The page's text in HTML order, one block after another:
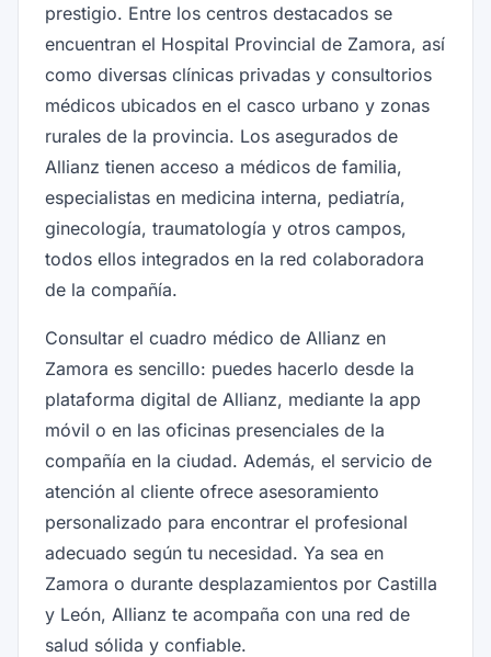
prestigio. Entre los centros destacados se
encuentran el Hospital Provincial de Zamora, así
como diversas clínicas privadas y consultorios
médicos ubicados en el casco urbano y zonas
rurales de la provincia. Los asegurados de
Allianz tienen acceso a médicos de familia,
especialistas en medicina interna, pediatría,
ginecología, traumatología y otros campos,
todos ellos integrados en la red colaboradora
de la compañía.
Consultar el cuadro médico de Allianz en
Zamora es sencillo: puedes hacerlo desde la
plataforma digital de Allianz, mediante la app
móvil o en las oficinas presenciales de la
compañía en la ciudad. Además, el servicio de
atención al cliente ofrece asesoramiento
personalizado para encontrar el profesional
adecuado según tu necesidad. Ya sea en
Zamora o durante desplazamientos por Castilla
y León, Allianz te acompaña con una red de
salud sólida y confiable.